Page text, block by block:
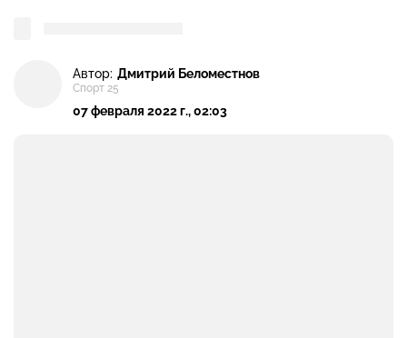
Автор: Дмитрий Беломестнов
Спорт 25
07 февраля 2022 г., 02:03